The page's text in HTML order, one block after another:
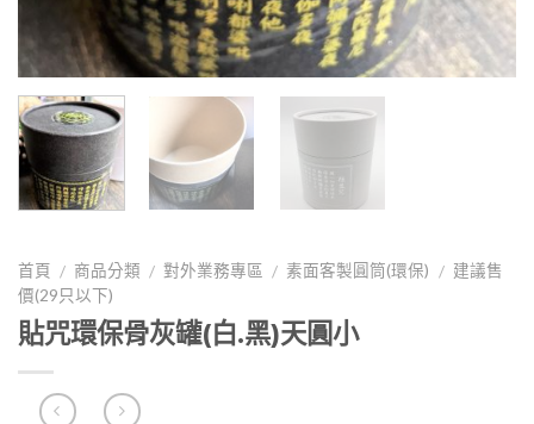
首頁 / 商品分類 / 對外業務專區 / 素面客製圓筒(環保) / 建議售
價(29只以下)
貼咒環保骨灰罐(白.黑)天圓小